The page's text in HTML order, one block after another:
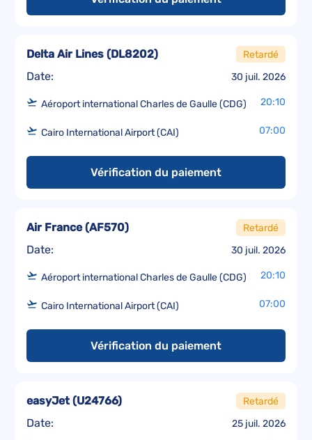
Date: 30 juil. 2026
Delta Air Lines (DL8202) Retardé
Aéroport international Charles de Gaulle (CDG) 20:10
Cairo International Airport (CAI) 07:00
Vérification du paiement
Date: 30 juil. 2026
Air France(AF570) Retardé
Aéroport international Charles de Gaulle (CDG) 20:10
Cairo International Airport (CAI) 07:00
Vérification du paiement
Date: 25 juil. 2026
easyJet(U24766) Retardé